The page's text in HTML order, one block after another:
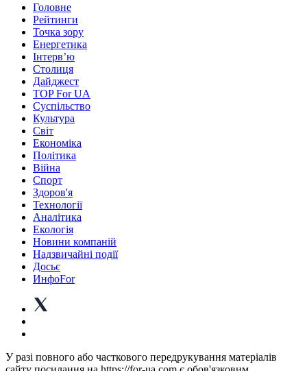
Головне
Рейтинги
Точка зору
Енергетика
Інтерв’ю
Столиця
Дайджест
TOP For UA
Суспiльство
Культура
Світ
Економіка
Політика
Війна
Спорт
Здоров'я
Технології
Аналітика
Екологія
Новини компаній
Надзвичайні події
Досьє
ИнфоFor
У разі повного або часткового передрукування матеріалів